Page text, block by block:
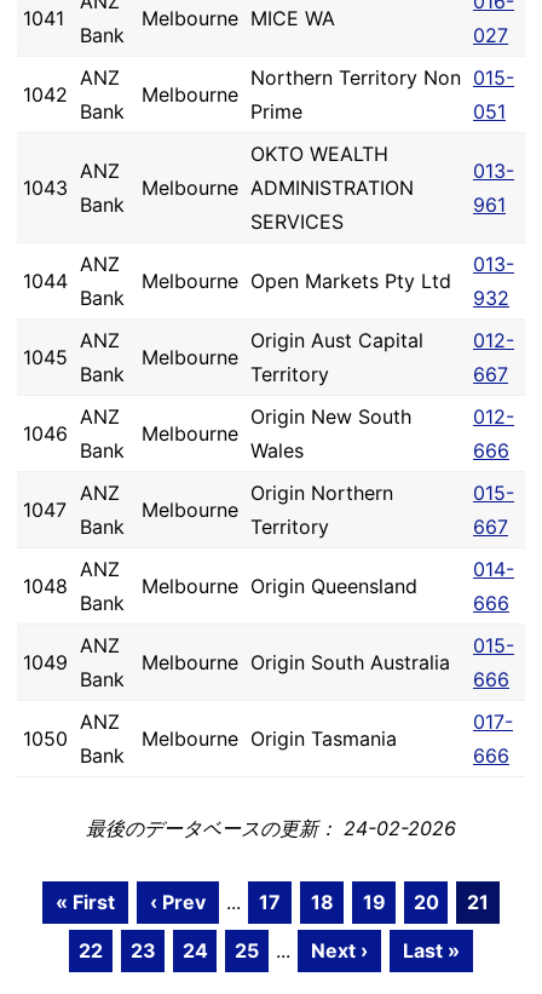
1041
Bank
Melbourne MICE WA
027
1042
ANZ
Bank
Melbourne
Northern Territory Non
Prime
015-
051
1043
ANZ
Bank
Melbourne
OKTO WEALTH
ADMINISTRATION
SERVICES
013-
961
1044
ANZ
Bank
Melbourne Open Markets Pty Ltd
013-
932
1045
ANZ
Bank
Melbourne
Origin Aust Capital
Territory
012-
667
1046
ANZ
Bank
Melbourne
Origin New South
Wales
012-
666
1047
ANZ
Bank
Melbourne
Origin Northern
Territory
015-
667
1048
ANZ
Bank
Melbourne Origin Queensland
014-
666
1049
ANZ
Bank
Melbourne Origin South Australia
015-
666
1050
ANZ
Bank
Melbourne Origin Tasmania
017-
666
最後のデータベースの更新： 24-02-2026
« First ‹ Prev ... 17 18 19 20
21
22
23 24 25 ... Next › Last »